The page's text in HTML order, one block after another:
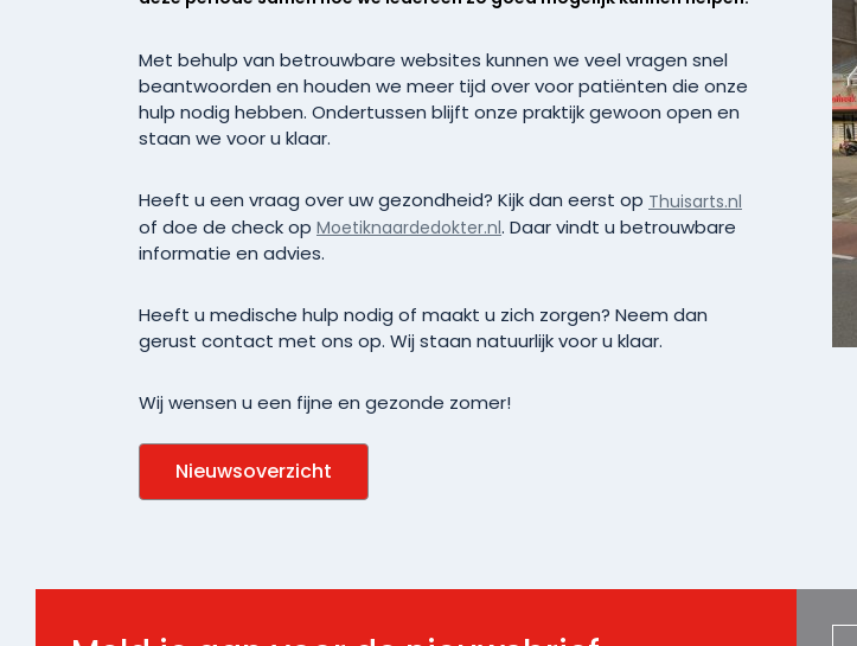
Met behulp van betrouwbare websites kunnen we veel vragen snel
beantwoorden en houden we meer tijd over voor patiënten die onze
hulp nodig hebben. Ondertussen blijft onze praktijk gewoon open en
staan we voor u klaar.
Heeft u een vraag over uw gezondheid? Kijk dan eerst op Thuisarts.nl
of doe de check op Moetiknaardedokter.nl. Daar vindt u betrouwbare
informatie en advies.
Heeft u medische hulp nodig of maakt u zich zorgen? Neem dan
gerust contact met ons op. Wij staan natuurlijk voor u klaar.
Wij wensen u een fijne en gezonde zomer!
Nieuwsoverzicht